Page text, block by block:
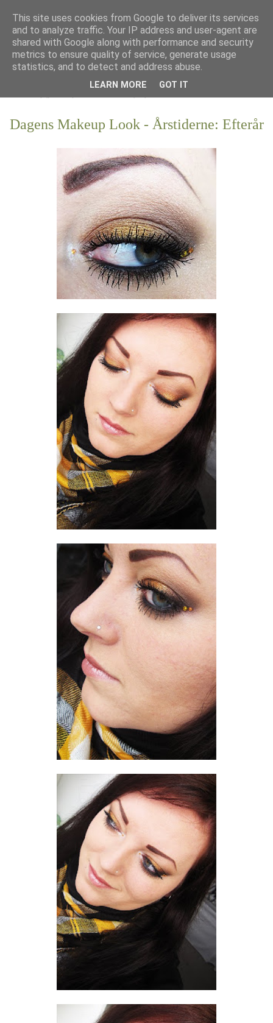
Dagens Makeup Look - Årstiderne: Efterår
This site uses cookies from Google to deliver its services
and to analyze traffic. Your IP address and user-agent are
shared with Google along with performance and security
metrics to ensure quality of service, generate usage
statistics, and to detect and address abuse.
LEARN MORE GOT IT